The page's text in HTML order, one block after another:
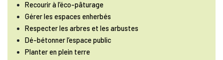
Recourir à l’éco-pâturage
Gérer les espaces enherbés
Respecter les arbres et les arbustes
Dé-bétonner l’espace public
Planter en plein terre